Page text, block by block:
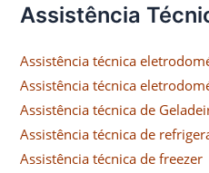
Assistência
Assistência técnica
Assistência técnica
Assistência técnica de
Assistência técnica de
Assistência técnica de freezer